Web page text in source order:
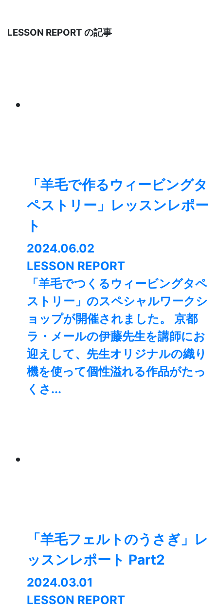
LESSON REPORT の記事
「羊毛で作るウィービングタ
ペストリー」レッスンレポー
ト
2024.06.02
LESSON REPORT
「羊毛でつくるウィービングタペ
ストリー」のスペシャルワークシ
ョップが開催されました。 京都
ラ・メールの伊藤先生を講師にお
迎えして、先生オリジナルの織り
機を使って個性溢れる作品がたっ
くさ...
「羊毛フェルトのうさぎ」レ
ッスンレポート Part2
2024.03.01
LESSON REPORT